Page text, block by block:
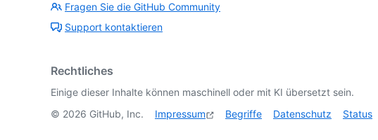
Fragen Sie die GitHub Community
Support kontaktieren
Rechtliches
Einige dieser Inhalte können maschinell oder mit KI übersetzt sein.
© 2026 GitHub, Inc. Impressum Begriffe Datenschutz Status